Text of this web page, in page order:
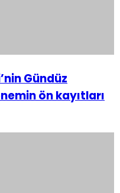
Gündüz
ön kayıtları